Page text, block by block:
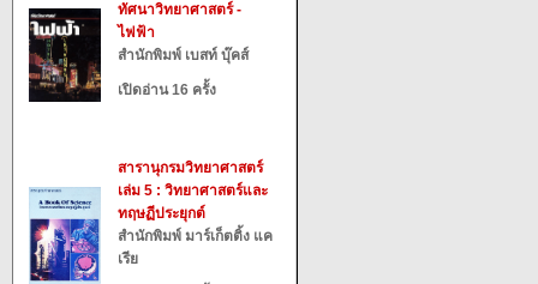
ทัศนาวิทยาศาสตร์ -
ไฟฟ้า
สำนักพิมพ์ เบสท์ บุ๊คส์
เปิดอ่าน 16 ครั้ง
สารานุกรมวิทยาศาสตร์
เล่ม 5 : วิทยาศาสตร์และ
ทฤษฏีประยุกต์
สำนักพิมพ์ มาร์เก็ตติ้ง แค
เรีย